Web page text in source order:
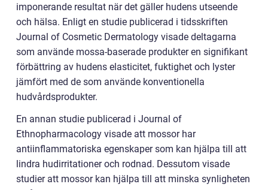
imponerande resultat när det gäller hudens utseende
och hälsa. Enligt en studie publicerad i tidsskriften
Journal of Cosmetic Dermatology visade deltagarna
som använde mossa-baserade produkter en signifikant
förbättring av hudens elasticitet, fuktighet och lyster
jämfört med de som använde konventionella
hudvårdsprodukter.
En annan studie publicerad i Journal of
Ethnopharmacology visade att mossor har
antiinflammatoriska egenskaper som kan hjälpa till att
lindra hudirritationer och rodnad. Dessutom visade
studier att mossor kan hjälpa till att minska synligheten